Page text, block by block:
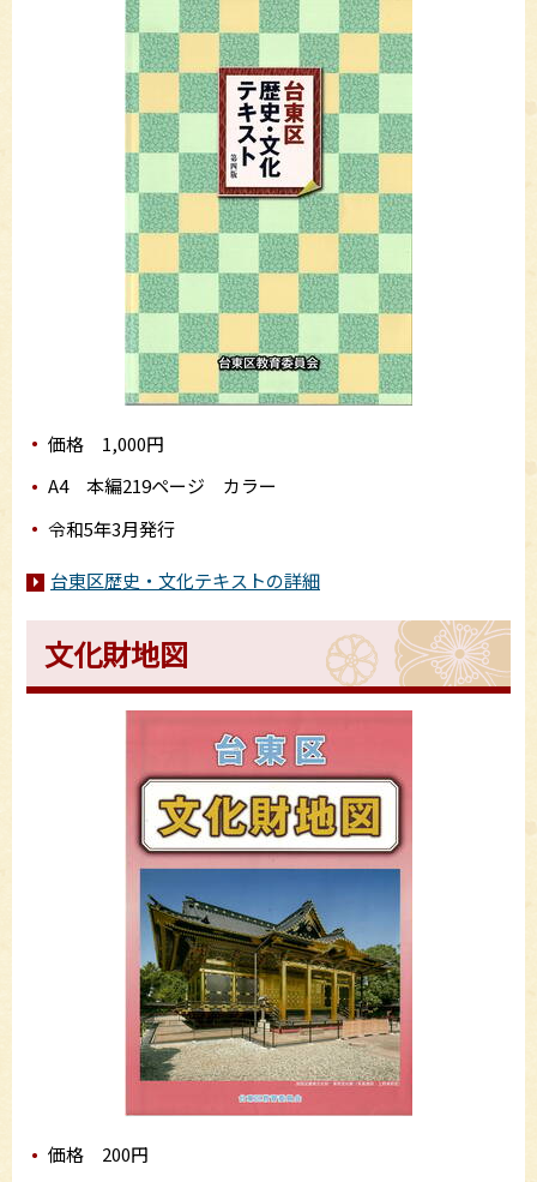
価格 1,000円
A4 本編219ページ カラー
令和5年3月発行
台東区歴史・文化テキストの詳細
文化財地図
価格 200円